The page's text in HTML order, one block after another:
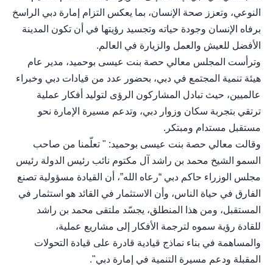
النوعي، وتعزز صحة الإنسان، بما يعكس التزام إمارة دبي الراسخ
برفاه الإنسان وجودة حياته وتجسيد رؤيتها في أن تكون المدينة
الأفضل للعيش والعمل والزيارة في العالم.
وترأست المجلس معالي حصة بنت عيسى بوحميد، مدير عام
هيئة تنمية المجتمع في دبي، بحضور عدد من قيادات دبي وخبراء
عالميين، حيث تبادل المشاركون الرؤى لتوليد أفكار عملية
ترتقي بتجربة سكان وزوار دبي، وتدعم مسيرة الإمارة نحو
مستقبل مستدام ومبتكر.
وقالت معالي حصة بنت عيسى بوحميد: " تعلّمنا من صاحب
السمو الشيخ محمد بن راشد آل مكتوم نائب رئيس الدولة رئيس
مجلس الوزراء حاكم دبي “رعاه الله”، أن القيادة مسؤولية تصنع
الفارق في حياة الناس، وأن الاستثمار في القائد هو استثمار في
المستقبل، ومن هذا المنطلق، يجسّد ملتقى محمد بن راشد
للقادة رؤية سموه لترجمة الأفكار إلى مشاريع عملية،
والمساهمة في بناء نماذج قيادية قادرة على قيادة التحولات
المقبلة ودعم مسيرة التنمية في إمارة دبي".